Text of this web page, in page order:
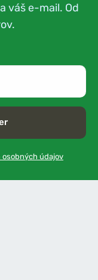
váš e-mail. Od
údajov